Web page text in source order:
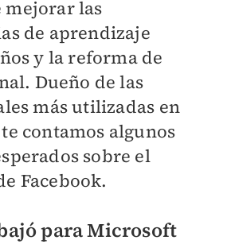
mejorar las
de aprendizaje
y la reforma de
Dueño de las
más utilizadas en
contamos algunos
sobre el
Facebook.
para Microsoft